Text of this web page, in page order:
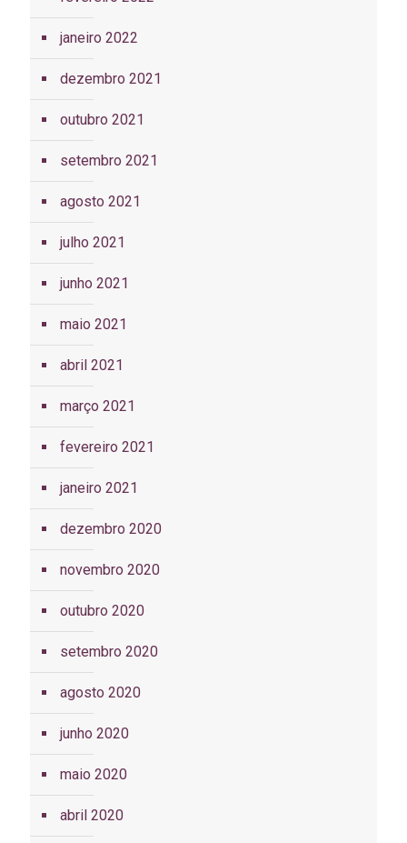
janeiro 2022
dezembro 2021
outubro 2021
setembro 2021
agosto 2021
julho 2021
junho 2021
maio 2021
abril 2021
março 2021
fevereiro 2021
janeiro 2021
dezembro 2020
novembro 2020
outubro 2020
setembro 2020
agosto 2020
junho 2020
maio 2020
abril 2020